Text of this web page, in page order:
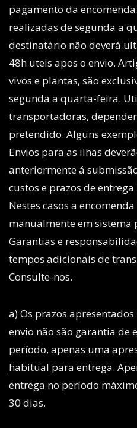
pagamento da
realizadas de segunda a
destinatário não deverá
48h uteis apos o envio.
vivos e plantas, são
segunda a quarta-feira.
transportadoras,
pretendido. Alguns
Envios para as ilhas
anteriormente á
custos e prazos de
Nestes casos a
manualmente em sistema
Garantias e
tempos adicionais de
Consulte-nos.
a) Os prazos
envio não são garantia de
período, apenas uma
habitual para entrega.
entrega no período
30 dias.